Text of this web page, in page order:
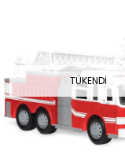
TÜKENDI